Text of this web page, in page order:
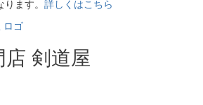
ます。 詳しくはこちら
剣道屋